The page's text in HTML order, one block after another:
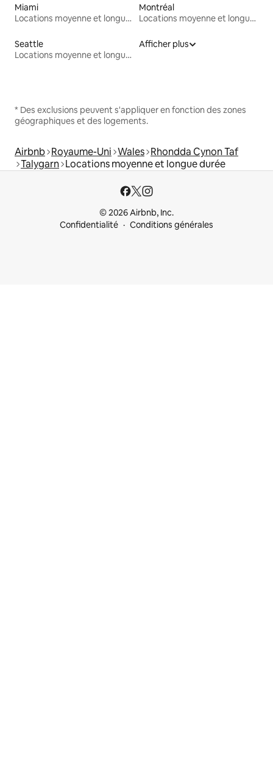
Miami
Locations moyenne et longue durée
Montréal
Locations moyenne et longue durée
Seattle
Locations moyenne et longue durée
Afficher plus
* Des exclusions peuvent s'appliquer en fonction des zones
géographiques et des logements.
Airbnb Royaume-Uni Wales Rhondda Cynon Taf
Talygarn Locations moyenne et longue durée
© 2026 Airbnb, Inc.
Confidentialité
Conditions générales